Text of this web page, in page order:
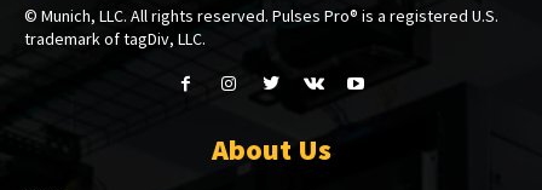
© Munich, LLC. All rights reserved. Pulses Pro® is a registered U.S.
trademark of tagDiv, LLC.
About Us